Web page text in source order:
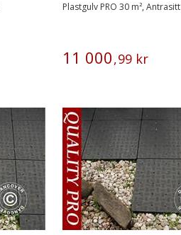
Plastgulv PRO 30 m², Antrasitt
11 000,99 kr